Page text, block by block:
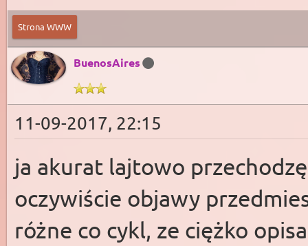
Strona WWW
BuenosAires
11-09-2017, 22:15
ja akurat lajtowo
oczywiście objawy
różne co cykl, ze ciężko